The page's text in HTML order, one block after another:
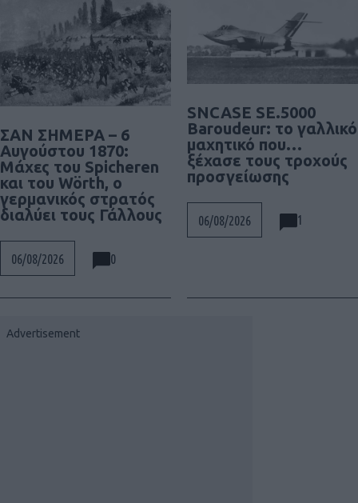
ΣΑΝ ΣΗΜΕΡΑ – 6
Αυγούστου 1870:
Μάχες του Spicheren
και του Wörth, ο
γερμανικός στρατός
διαλύει τους Γάλλους
06/08/2026 0
SNCASE SE.5000
Baroudeur: το γαλλικό
μαχητικό που…
ξέχασε τους τροχούς
προσγείωσης
06/08/2026 1